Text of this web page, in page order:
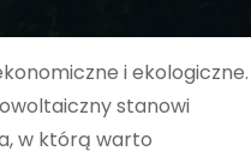
i ekologiczne.
stanowi
w którą warto